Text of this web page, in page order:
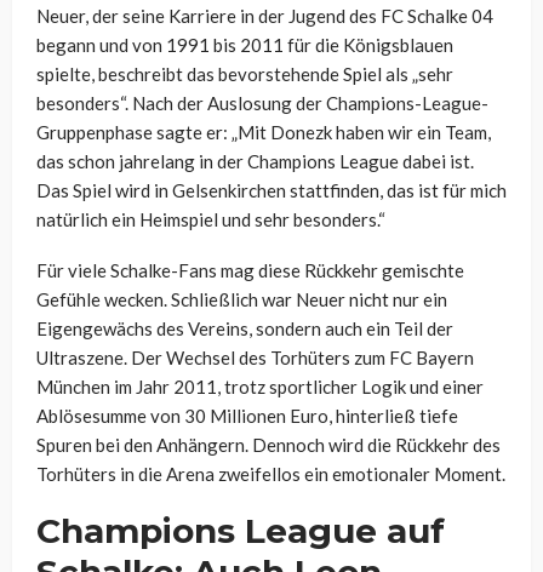
Neuer, der seine Karriere in der Jugend des FC Schalke 04
begann und von 1991 bis 2011 für die Königsblauen
spielte, beschreibt das bevorstehende Spiel als „sehr
besonders“. Nach der Auslosung der Champions-League-
Gruppenphase sagte er: „Mit Donezk haben wir ein Team,
das schon jahrelang in der Champions League dabei ist.
Das Spiel wird in Gelsenkirchen stattfinden, das ist für mich
natürlich ein Heimspiel und sehr besonders.“
Für viele Schalke-Fans mag diese Rückkehr gemischte
Gefühle wecken. Schließlich war Neuer nicht nur ein
Eigengewächs des Vereins, sondern auch ein Teil der
Ultraszene. Der Wechsel des Torhüters zum FC Bayern
München im Jahr 2011, trotz sportlicher Logik und einer
Ablösesumme von 30 Millionen Euro, hinterließ tiefe
Spuren bei den Anhängern. Dennoch wird die Rückkehr des
Torhüters in die Arena zweifellos ein emotionaler Moment.
Champions League auf